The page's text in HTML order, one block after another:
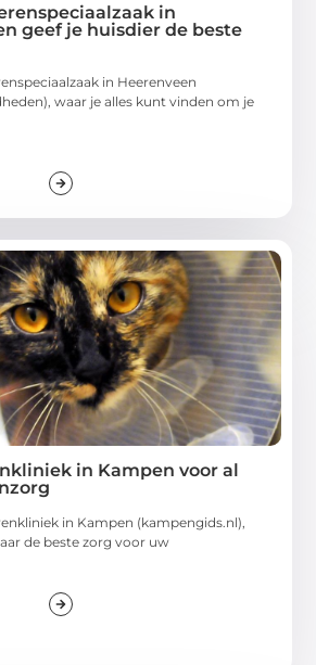
in
geef je huisdier de beste
in Heerenveen
waar je alles kunt vinden om je
in Kampen voor al
in Kampen (kampengids.nl),
de beste zorg voor uw